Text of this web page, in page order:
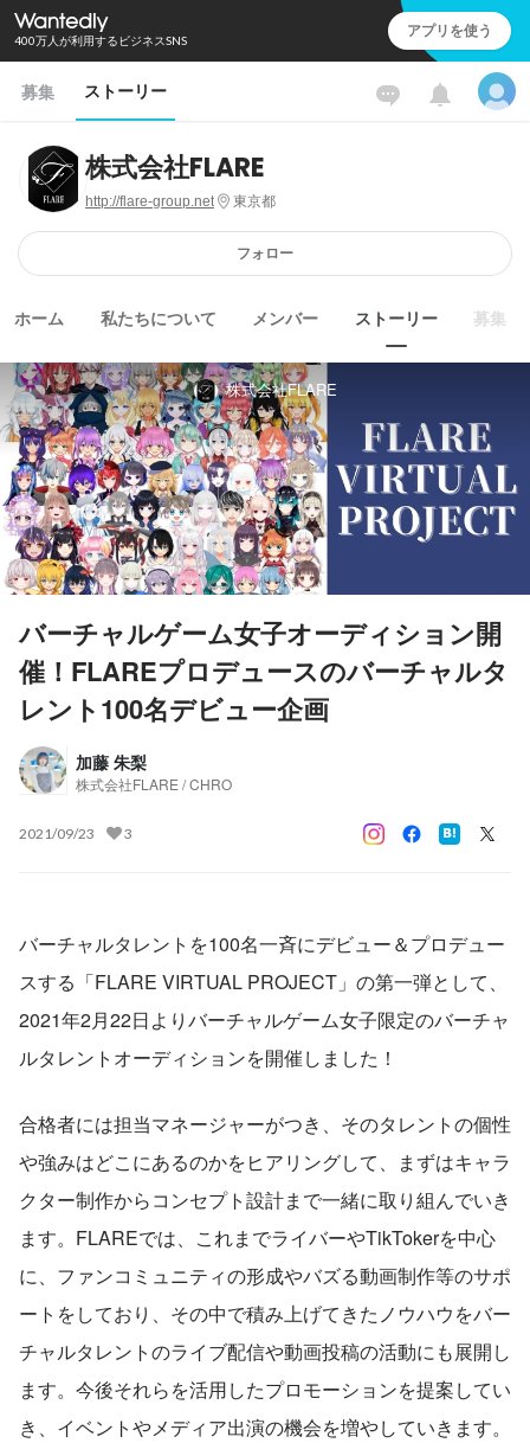
400万人が利用するビジネスSNS アプリを使う
募集 ストーリー
株式会社FLARE
http://flare-group.net 東京都
フォロー
ホーム 私たちについて メンバー ストーリー 募集
株式会社FLARE
バーチャルゲーム女子オーディション開
催！FLAREプロデュースのバーチャルタ
レント100名デビュー企画
加藤 朱梨
株式会社FLARE / CHRO
2021/09/23 3
バーチャルタレントを100名一斉にデビュー＆プロデュー
スする「FLARE VIRTUAL PROJECT」の第一弾として、
2021年2月22日よりバーチャルゲーム女子限定のバーチャ
ルタレントオーディションを開催しました！
合格者には担当マネージャーがつき、そのタレントの個性
や強みはどこにあるのかをヒアリングして、まずはキャラ
クター制作からコンセプト設計まで一緒に取り組んでいき
ます。FLAREでは、これまでライバーやTikTokerを中心
に、ファンコミュニティの形成やバズる動画制作等のサポ
ートをしており、その中で積み上げてきたノウハウをバー
チャルタレントのライブ配信や動画投稿の活動にも展開し
ます。今後それらを活用したプロモーションを提案してい
き、イベントやメディア出演の機会を増やしていきます。